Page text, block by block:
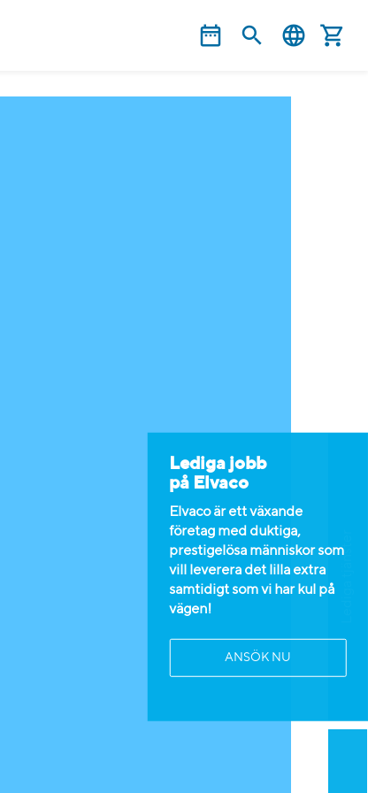
Lediga tjänster
Lediga jobb
på Elvaco
Elvaco är ett växande
företag med duktiga,
prestigelösa människor som
vill leverera det lilla extra
samtidigt som vi har kul på
vägen!
ANSÖK NU